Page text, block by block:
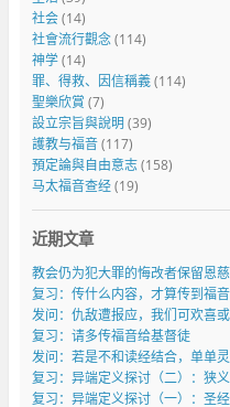
社会(14)
社會流行觀念(114)
神学(14)
罪、得救、因信稱義(114)
聖樂欣賞 (7)
設立宗旨與說明 (39)
護教与福音(117)
預定論與自由意志(158)
马太福音查经(19)
近期文章
教会仍为犯大罪的悔改者保留恩慈
复习：传什么内容，才算传到福音
发问：仇敌遭报应，我们可欢喜或
复习：请多传福音给基督徒
发问：若是不和读经结合，单单
复习：异端定义探讨（二）：狭
复习：异端定义探讨（一）：圣